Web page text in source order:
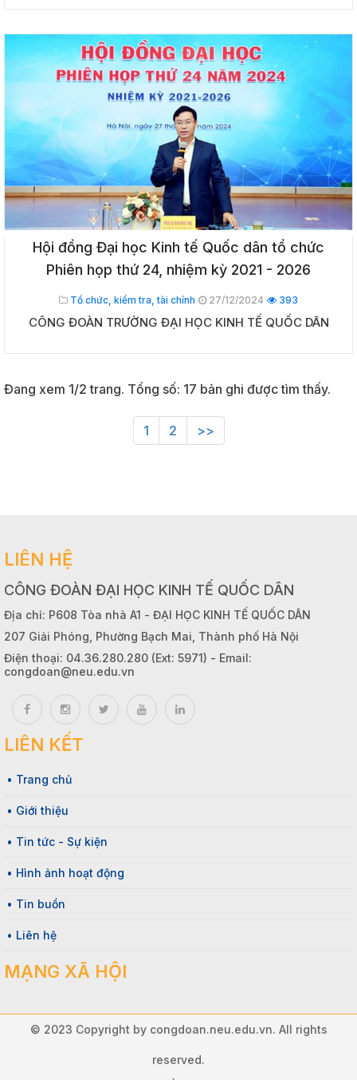
Hội đồng Đại học Kinh tế Quốc dân tổ chức
Phiên họp thứ 24, nhiệm kỳ 2021 - 2026
Tổ chức, kiểm tra, tài chính 27/12/2024 393
CÔNG ĐOÀN TRƯỜNG ĐẠI HỌC KINH TẾ QUỐC DÂN
Đang xem 1/2 trang. Tổng số: 17 bản ghi được tìm thấy.
1 2 >>
LIÊN HỆ
CÔNG ĐOÀN ĐẠI HỌC KINH TẾ QUỐC DÂN
Địa chỉ: P608 Tòa nhà A1 - ĐẠI HỌC KINH TẾ QUỐC DÂN
207 Giải Phóng, Phường Bạch Mai, Thành phố Hà Nội
Điện thoại: 04.36.280.280 (Ext: 5971) - Email:
congdoan@neu.edu.vn
LIÊN KẾT
• Trang chủ
• Giới thiệu
• Tin tức - Sự kiện
• Hình ảnh hoạt động
• Tin buồn
• Liên hệ
MẠNG XÃ HỘI
© 2023 Copyright by congdoan.neu.edu.vn. All rights
reserved.